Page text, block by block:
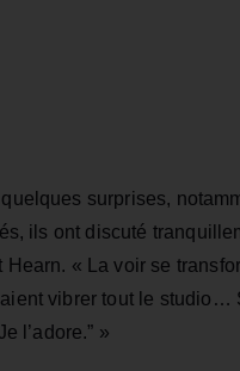
quelques surprises,
ils ont discuté
Hearn. « La voir se
vibrer tout le studio…
l’adore.” »